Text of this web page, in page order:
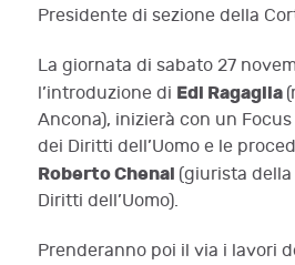
Presidente di sezione della
La giornata di sabato 27
l’introduzione di Edi Ragaglia
Ancona), inizierà con un
dei Diritti dell’Uomo e le
Roberto Chenal (giurista della
Diritti dell’Uomo).
Prenderanno poi il via i lavori